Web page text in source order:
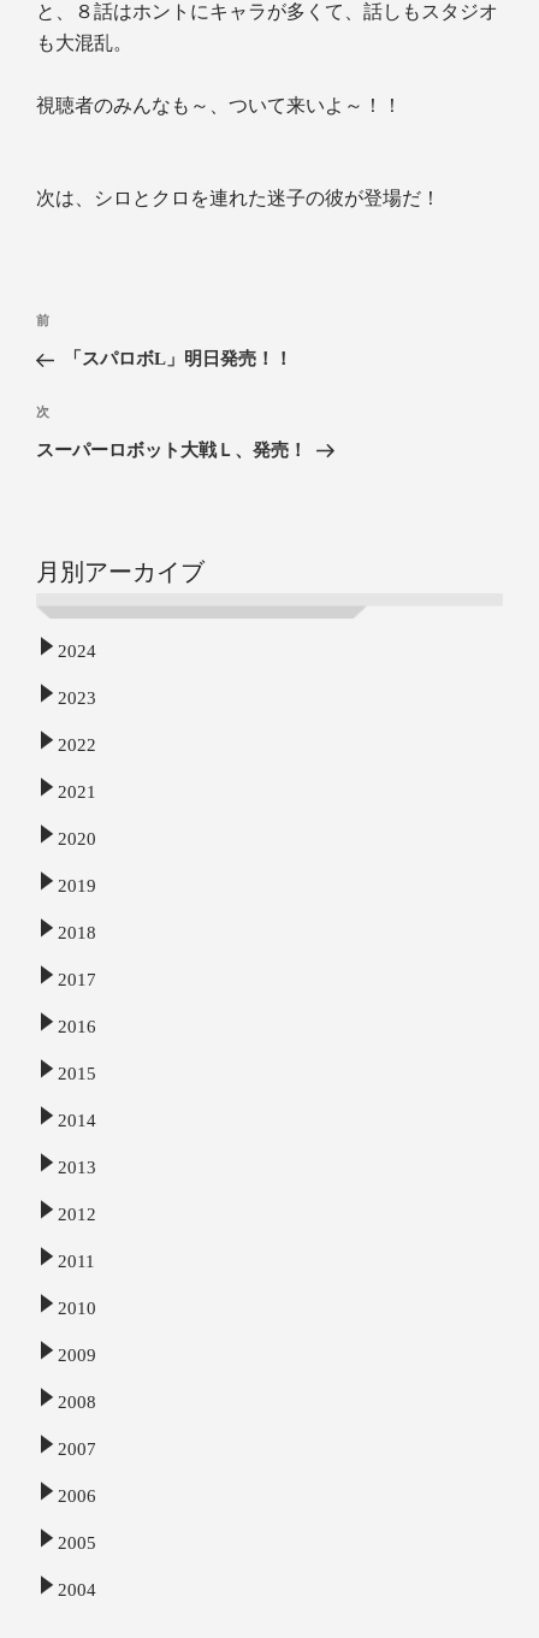
と、８話はホントにキャラが多くて、話しもスタジオ
も大混乱。
視聴者のみんなも～、ついて来いよ～！！
次は、シロとクロを連れた迷子の彼が登場だ！
前
「スパロボL」明日発売！！
次
スーパーロボット大戦Ｌ、発売！
月別アーカイブ
2024
2023
2022
2021
2020
2019
2018
2017
2016
2015
2014
2013
2012
2011
2010
2009
2008
2007
2006
2005
2004